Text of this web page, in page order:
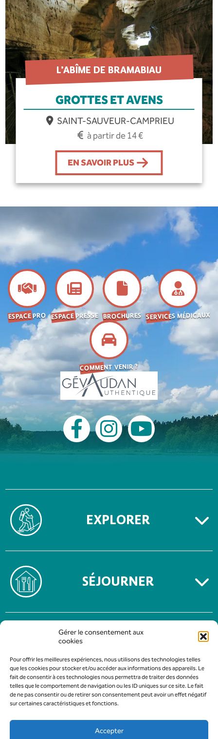
Gérer le consentement aux
cookies
Pour offrir les meilleures expériences, nous utilisons des technologies telles
que les cookies pour stocker et/ou accéder aux informations des appareils. Le
fait de consentir à ces technologies nous permettra de traiter des données
telles que le comportement de navigation ou les ID uniques sur ce site. Le fait
de ne pas consentir ou de retirer son consentement peut avoir un effet négatif
sur certaines caractéristiques et fonctions.
Accepter
L’ABÎME DE BRAMABIAU
GROTTES ET AVENS
SAINT-SAUVEUR-CAMPRIEU
à partir de 14 €
EN SAVOIR PLUS
ESPACE PRO ESPACE PRESSE BROCHURES SERVICES MÉDICAUX
COMMENT VENIR ?
EXPLORER
SÉJOURNER
MENTIONS LÉGALES
POLITIQUE DE CONFIDENTIALITÉ